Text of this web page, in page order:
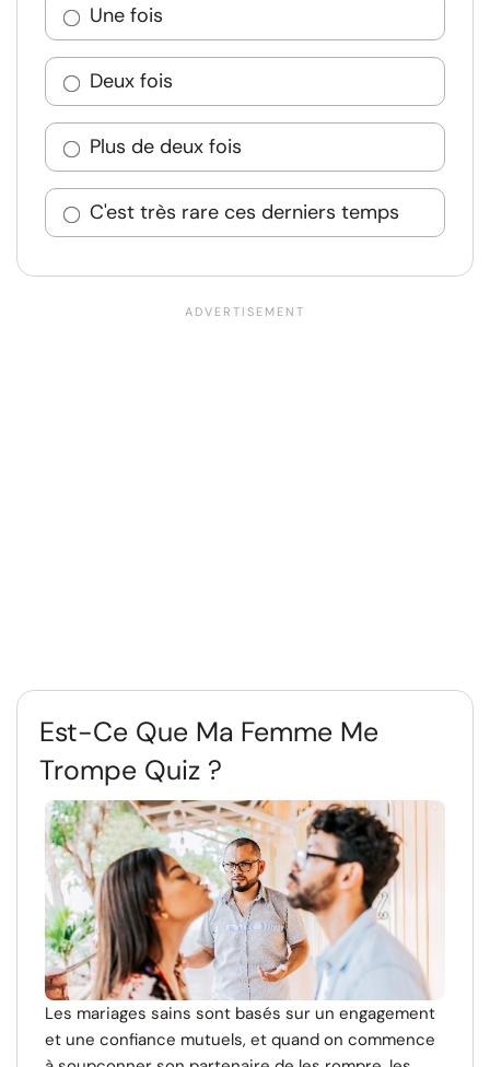
Une fois
Deux fois
Plus de deux fois
C'est très rare ces derniers temps
Est-Ce Que Ma Femme Me
Trompe Quiz ?
Les mariages sains sont basés sur un engagement
et une confiance mutuels, et quand on commence